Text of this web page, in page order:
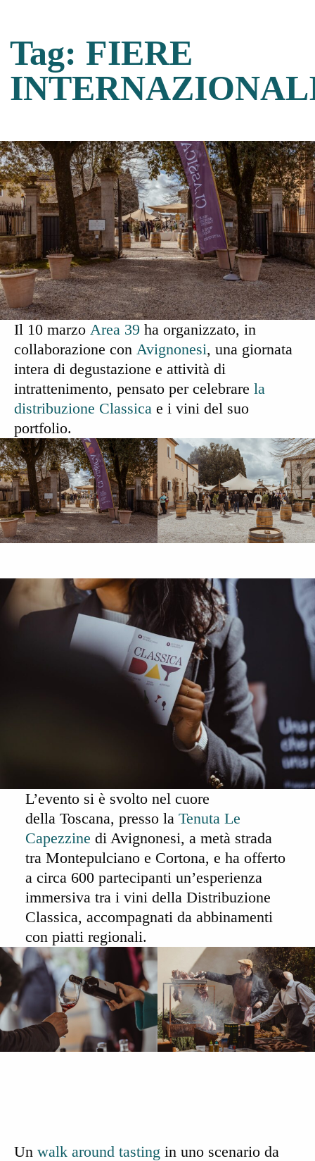
Tag: FIERE
Il 10 marzo Area 39 ha organizzato, in
collaborazione con Avignonesi, una giornata
intera di degustazione e attività di
intrattenimento, pensato per celebrare la
distribuzione Classica e i vini del suo
portfolio.
L’evento si è svolto nel cuore
della Toscana, presso la Tenuta Le
Capezzine di Avignonesi, a metà strada
tra Montepulciano e Cortona, e ha offerto
a circa 600 partecipanti un’esperienza
immersiva tra i vini della Distribuzione
Classica, accompagnati da abbinamenti
con piatti regionali.
Un walk around tasting in uno scenario da